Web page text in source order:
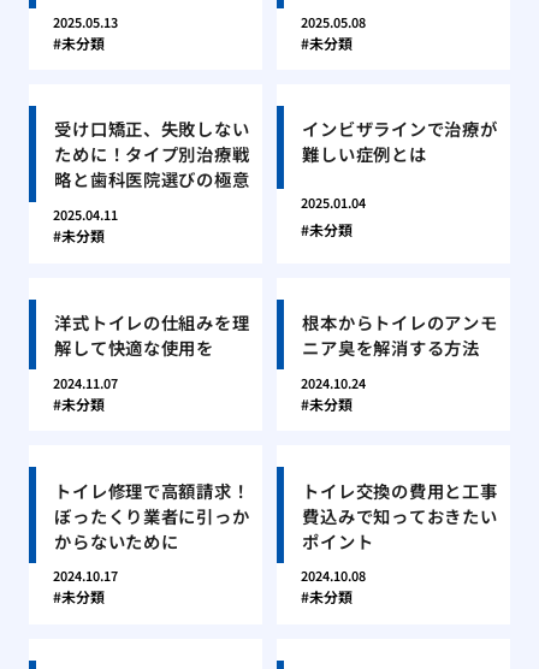
2025.05.13
未分類
2025.05.08
未分類
受け口矯正、失敗しない
ために！タイプ別治療戦
略と歯科医院選びの極意
2025.04.11
未分類
インビザラインで治療が
難しい症例とは
2025.01.04
未分類
洋式トイレの仕組みを理
解して快適な使用を
2024.11.07
未分類
根本からトイレのアンモ
ニア臭を解消する方法
2024.10.24
未分類
トイレ修理で高額請求！
ぼったくり業者に引っか
からないために
2024.10.17
未分類
トイレ交換の費用と工事
費込みで知っておきたい
ポイント
2024.10.08
未分類